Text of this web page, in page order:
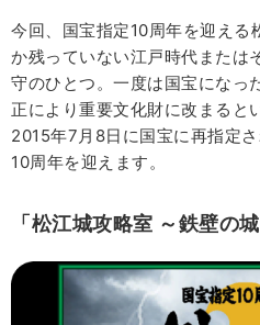
今回、国宝指定10周年を迎える
か残っていない江戸時代または
守のひとつ。一度は国宝になっ
正により重要文化財に改まると
2015年7月8日に国宝に再指定
10周年を迎えます。
「松江城攻略室 ～鉄壁の